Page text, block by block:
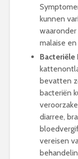
kunnen
malaise
Bacteriële
bevatten
bacteriën
diarree,
vereisen